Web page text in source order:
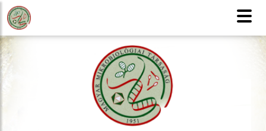
MMT
CSAK TAGOKNAK